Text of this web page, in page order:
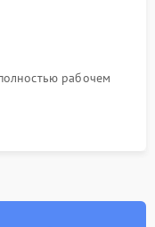
рабочем